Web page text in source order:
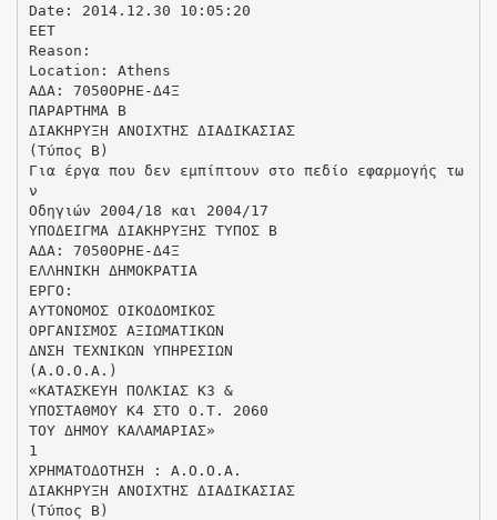
Date: 2014.12.30 10:05:20
EET
Reason:
Location: Athens
ΑΔΑ: 705ΘΟΡΗΕ-Δ4Ξ
ΠΑΡΑΡΤΗΜΑ Β
ΔΙΑΚΗΡΥΞΗ ΑΝΟΙΧΤΗΣ ΔΙΑΔΙΚΑΣΙΑΣ
(Τύπος Β)
Για έργα που δεν εμπίπτουν στο πεδίο εφαρμογής τω
ν
Οδηγιών 2004/18 και 2004/17
ΥΠΟΔΕΙΓΜΑ ΔΙΑΚΗΡΥΞΗΣ ΤΥΠΟΣ Β
ΑΔΑ: 705ΘΟΡΗΕ-Δ4Ξ
ΕΛΛΗΝΙΚΗ ΔΗΜΟΚΡΑΤΙΑ
ΕΡΓΟ:
ΑΥΤΟΝΟΜΟΣ ΟΙΚΟΔΟΜΙΚΟΣ
ΟΡΓΑΝΙΣΜΟΣ ΑΞΙΩΜΑΤΙΚΩΝ
ΔΝΣΗ ΤΕΧΝΙΚΩΝ ΥΠΗΡΕΣΙΩΝ
(Α.Ο.Ο.Α.)
«ΚΑΤΑΣΚΕΥΗ ΠΟΛΚΙΑΣ Κ3 &
ΥΠΟΣΤΑΘΜΟΥ Κ4 ΣΤΟ Ο.Τ. 2060
ΤΟΥ ΔΗΜΟΥ ΚΑΛΑΜΑΡΙΑΣ»
1
ΧΡΗΜΑΤΟΔΟΤΗΣΗ : Α.Ο.Ο.Α.
ΔΙΑΚΗΡΥΞΗ ΑΝΟΙΧΤΗΣ ΔΙΑΔΙΚΑΣΙΑΣ
(Τύπος Β)